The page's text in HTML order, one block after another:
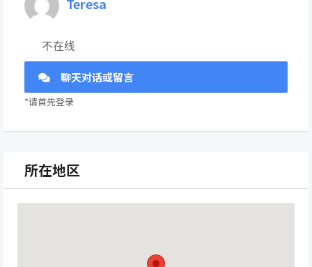
不在线
聊天对话或留言
*请首先登录
所在地区